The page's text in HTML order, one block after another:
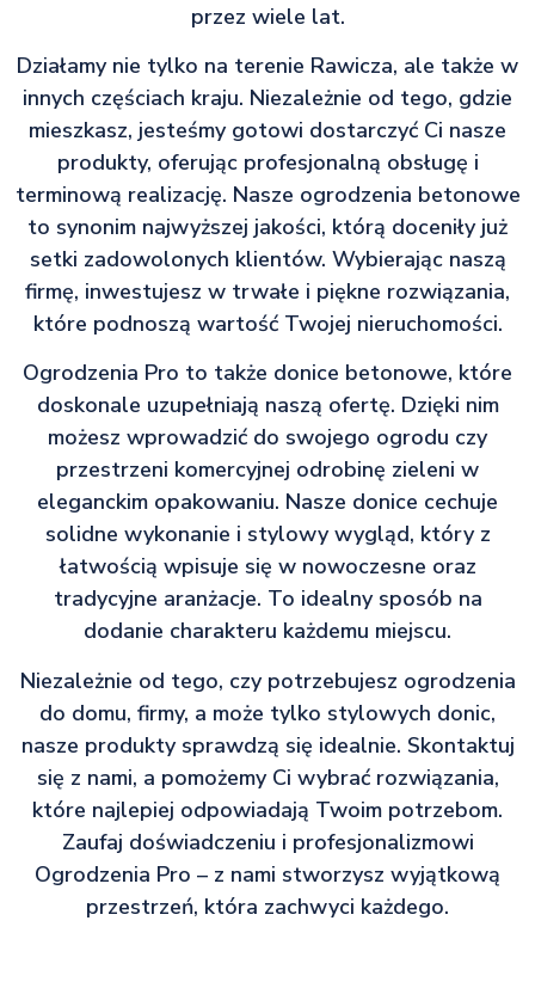
przez wiele lat.
Działamy nie tylko na terenie Rawicza, ale także w
innych częściach kraju. Niezależnie od tego, gdzie
mieszkasz, jesteśmy gotowi dostarczyć Ci nasze
produkty, oferując profesjonalną obsługę i
terminową realizację. Nasze ogrodzenia betonowe
to synonim najwyższej jakości, którą doceniły już
setki zadowolonych klientów. Wybierając naszą
firmę, inwestujesz w trwałe i piękne rozwiązania,
które podnoszą wartość Twojej nieruchomości.
Ogrodzenia Pro to także donice betonowe, które
doskonale uzupełniają naszą ofertę. Dzięki nim
możesz wprowadzić do swojego ogrodu czy
przestrzeni komercyjnej odrobinę zieleni w
eleganckim opakowaniu. Nasze donice cechuje
solidne wykonanie i stylowy wygląd, który z
łatwością wpisuje się w nowoczesne oraz
tradycyjne aranżacje. To idealny sposób na
dodanie charakteru każdemu miejscu.
Niezależnie od tego, czy potrzebujesz ogrodzenia
do domu, firmy, a może tylko stylowych donic,
nasze produkty sprawdzą się idealnie. Skontaktuj
się z nami, a pomożemy Ci wybrać rozwiązania,
które najlepiej odpowiadają Twoim potrzebom.
Zaufaj doświadczeniu i profesjonalizmowi
Ogrodzenia Pro – z nami stworzysz wyjątkową
przestrzeń, która zachwyci każdego.